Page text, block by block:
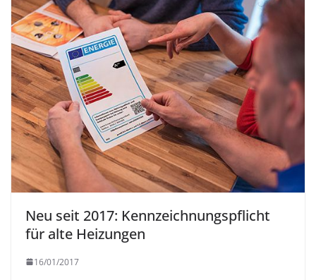
Neu seit 2017: Kennzeichnungspflicht
für alte Heizungen
16/01/2017